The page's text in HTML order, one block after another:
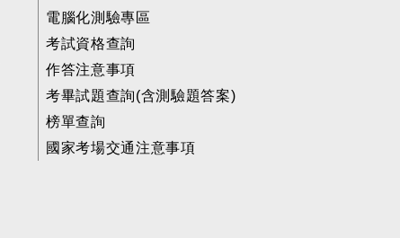
電腦化測驗專區
考試資格查詢
作答注意事項
考畢試題查詢(含測驗題答案)
榜單查詢
國家考場交通注意事項